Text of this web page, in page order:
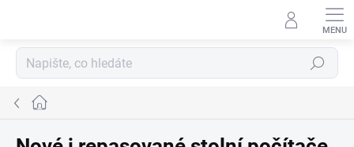
Hledat
Domů